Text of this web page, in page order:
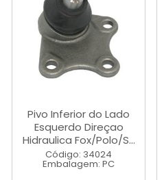
Pivo Inferior do Lado
Esquerdo Direçao
Hidraulica Fox/Polo/S...
Código: 34024
Embalagem: PC